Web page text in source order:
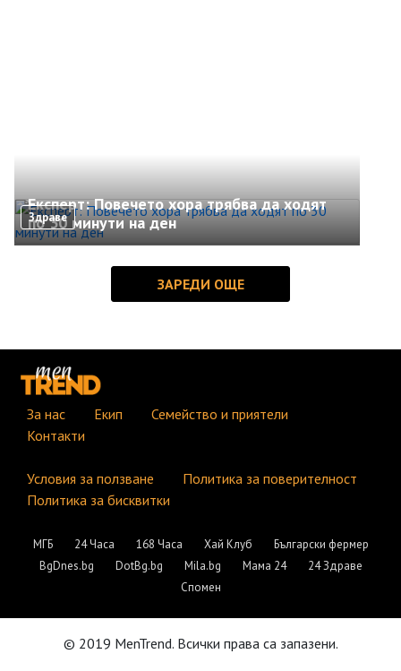
Здраве
Експерт: Повечето хора трябва да ходят
по 30 минути на ден
За нас Екип
Семейство и приятели
Контакти
Условия за ползване
Политика за поверителност
Политика за бисквитки
МГБ 24 Часа 168 Часа Хай Клуб
Български фермер
BgDnes.bg
DotBg.bg Mila.bg Мама 24
24 Здраве
Спомен
© 2019 MenTrend. Всички права са запазени.